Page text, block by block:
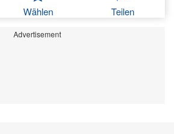
Wählen Teilen
Advertisement